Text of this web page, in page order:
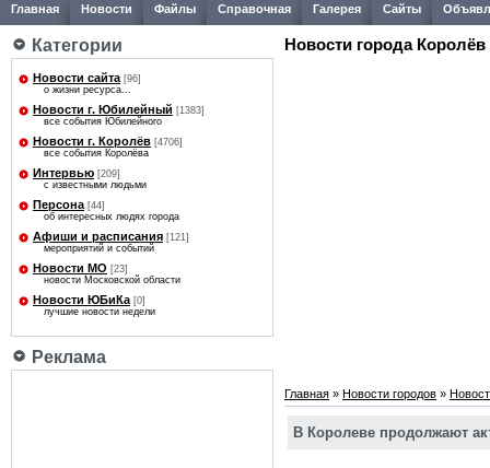
Главная Новости Файлы Справочная Галерея Сайты
Категории
Новости сайта [96]
о жизни ресурса...
Новости г. Юбилейный [1383]
все события Юбилейного
Новости г. Королёв [4706]
все события Королёва
Интервью [209]
с известными людьми
Персона [44]
об интересных людях города
Афиши и расписания [121]
мероприятий и событий
Новости МО [23]
новости Московской области
Новости ЮБиКа [0]
лучшие новости недели
Реклама
Новости города Королёв
Главная » Новости городов »
В Королеве продолжают